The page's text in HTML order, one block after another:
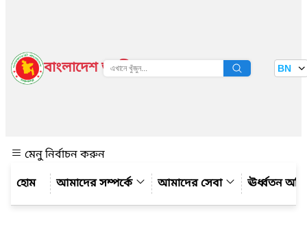
বাংলাদেশ জাতীয় তথ্য বাতায়ন BN
মেনু নির্বাচন করুন
আমাদের সম্পর্কে
আমাদের সেবা ঊর্ধ্বতন